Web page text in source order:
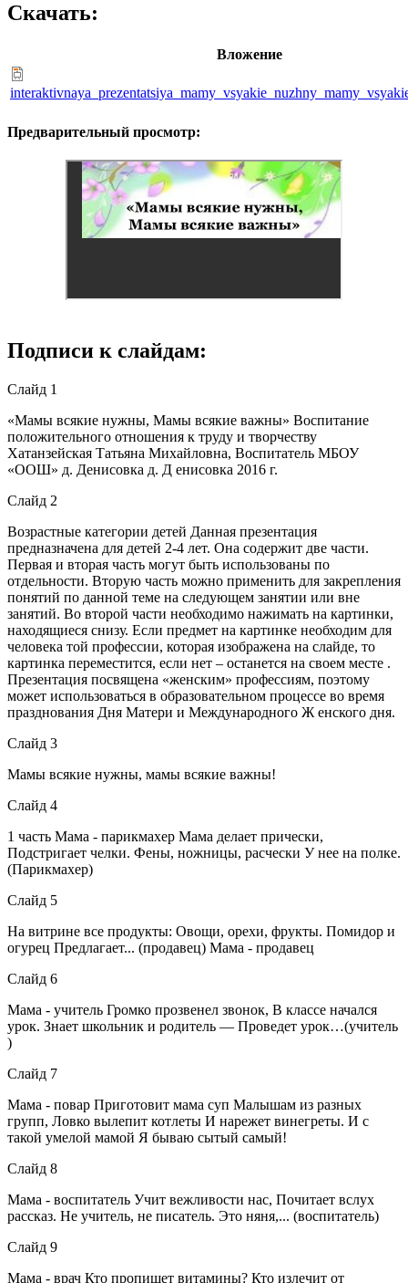
Скачать:
Вложение
Предварительный просмотр:
Подписи к слайдам:
Слайд 1
«Мамы всякие нужны, Мамы всякие важны» Воспитание
положительного отношения к труду и творчеству
Хатанзейская Татьяна Михайловна, Воспитатель МБОУ
«ООШ» д. Денисовка д. Д енисовка 2016 г.
Слайд 2
Возрастные категории детей Данная презентация
предназначена для детей 2-4 лет. Она содержит две части.
Первая и вторая часть могут быть использованы по
отдельности. Вторую часть можно применить для закрепления
понятий по данной теме на следующем занятии или вне
занятий. Во второй части необходимо нажимать на картинки,
находящиеся снизу. Если предмет на картинке необходим для
человека той профессии, которая изображена на слайде, то
картинка переместится, если нет – останется на своем месте .
Презентация посвящена «женским» профессиям, поэтому
может использоваться в образовательном процессе во время
празднования Дня Матери и Международного Ж енского дня.
Слайд 3
Мамы всякие нужны, мамы всякие важны!
Слайд 4
1 часть Мама - парикмахер Мама делает прически,
Подстригает челки. Фены, ножницы, расчески У нее на полке.
(Парикмахер)
Слайд 5
На витрине все продукты: Овощи, орехи, фрукты. Помидор и
огурец Предлагает... (продавец) Мама - продавец
Слайд 6
Мама - учитель Громко прозвенел звонок, В классе начался
урок. Знает школьник и родитель — Проведет урок…(учитель
)
Слайд 7
Мама - повар Приготовит мама суп Малышам из разных
групп, Ловко вылепит котлеты И нарежет винегреты. И с
такой умелой мамой Я бываю сытый самый!
Слайд 8
Мама - воспитатель Учит вежливости нас, Почитает вслух
рассказ. Не учитель, не писатель. Это няня,... (воспитатель)
Слайд 9
Мама - врач Кто пропишет витамины? Кто излечит от